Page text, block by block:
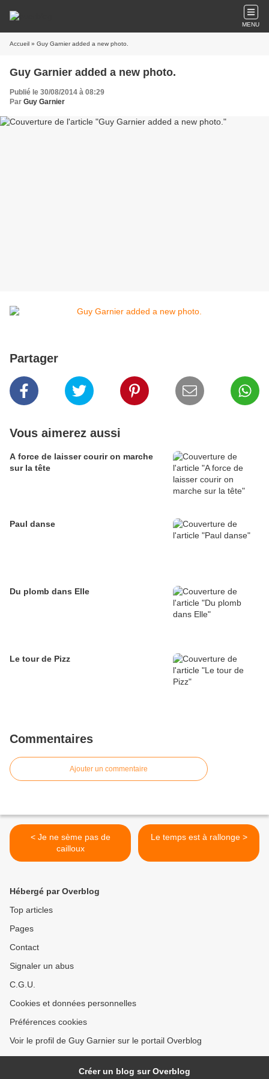
MENU
Accueil » Guy Garnier added a new photo.
Guy Garnier added a new photo.
Publié le 30/08/2014 à 08:29
Par Guy Garnier
Partager
Vous aimerez aussi
A force de laisser courir on marche
sur la tête
Paul danse
Du plomb dans Elle
Le tour de Pizz
Commentaires
Ajouter un commentaire
< Je ne sème pas de
cailloux
Le temps est à rallonge >
Hébergé par Overblog
Top articles
Pages
Contact
Signaler un abus
C.G.U.
Cookies et données personnelles
Préférences cookies
Voir le profil de Guy Garnier sur le portail Overblog
Créer un blog sur Overblog